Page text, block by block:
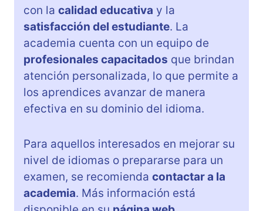
con la calidad educativa y la
satisfacción del estudiante. La
academia cuenta con un equipo de
profesionales capacitados que brindan
atención personalizada, lo que permite a
los aprendices avanzar de manera
efectiva en su dominio del idioma.
Para aquellos interesados en mejorar su
nivel de idiomas o prepararse para un
examen, se recomienda contactar a la
academia. Más información está